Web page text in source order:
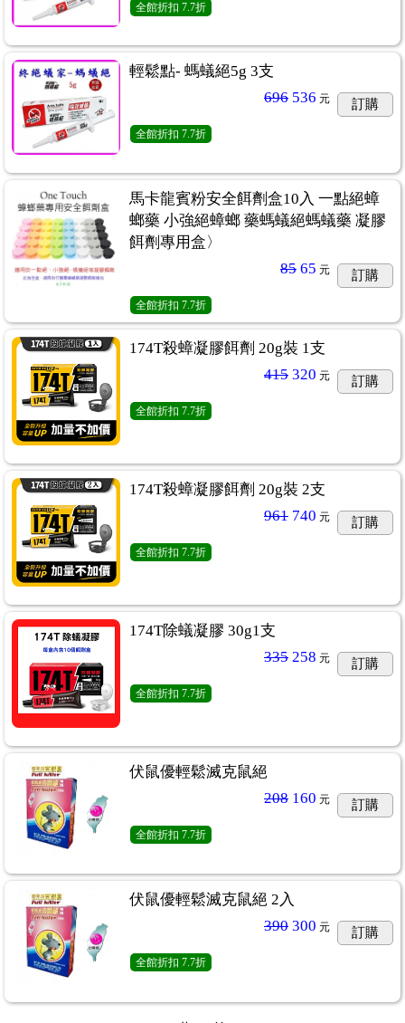
全館折扣 7.7折
輕鬆點- 螞蟻絕5g 3支
696 536 元 訂購
全館折扣 7.7折
馬卡龍賓粉安全餌劑盒10入 一點絕蟑
螂藥 小強絕蟑螂 藥螞蟻絕螞蟻藥 凝膠
餌劑專用盒〉
85 65 元 訂購
全館折扣 7.7折
174T殺蟑凝膠餌劑 20g裝 1支
415 320 元 訂購
全館折扣 7.7折
174T殺蟑凝膠餌劑 20g裝 2支
961 740 元 訂購
全館折扣 7.7折
174T除蟻凝膠 30g1支
335 258 元 訂購
全館折扣 7.7折
伏鼠優輕鬆滅克鼠絕
208 160 元 訂購
全館折扣 7.7折
伏鼠優輕鬆滅克鼠絕 2入
390 300 元 訂購
全館折扣 7.7折